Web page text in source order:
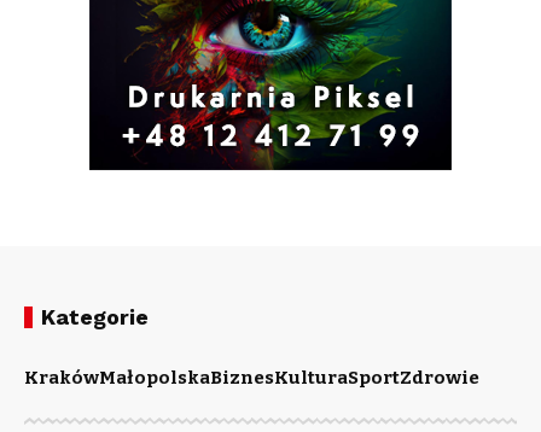
Kategorie
KrakówMałopolskaBiznesKulturaSportZdrowie